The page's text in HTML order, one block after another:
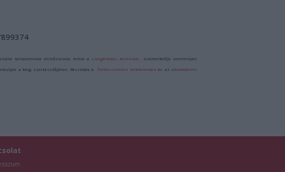
tartalomnak minősülnek, értük a szolgáltatás technikai üzemeltetője semmilyen
a blog szerkesztőjéhez. Részletek a Felhasználási feltételekben és azadatvédelmi